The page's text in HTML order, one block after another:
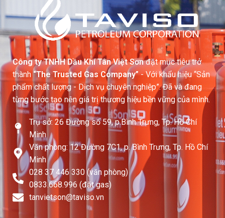
Công ty TNHH Dầu Khí Tân Việt Sơnđặt mục tiêu trở
thành “The Trusted Gas Company”- Với khẩu hiệu “Sản
phẩm chất lượng - Dịch vụ chuyên nghiệp”. Đã và đang
từng bước tạo nên giá trị thương hiệu bền vững của mình.
Trụ sở: 26 Đường số 59, p.Bình Trưng, Tp. Hồ Chí
Minh
Văn phòng: 12 Đường 7C1, p. Bình Trưng, Tp. Hồ Chí
Minh
028 37 446 330 (văn phòng)
0833.668.996 (đặt gas)
tanvietson@taviso.vn​